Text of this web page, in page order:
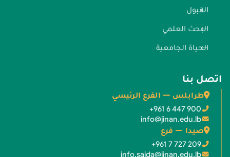
القبول
البحث العلمي
الحياة الجامعية
اتصل بنا
طرابلس — الفرع الرئيسي
+961 6 447 900
info@jinan.edu.lb
صيدا — فرع
+961 7 727 209
info.saida@jinan.edu.lb